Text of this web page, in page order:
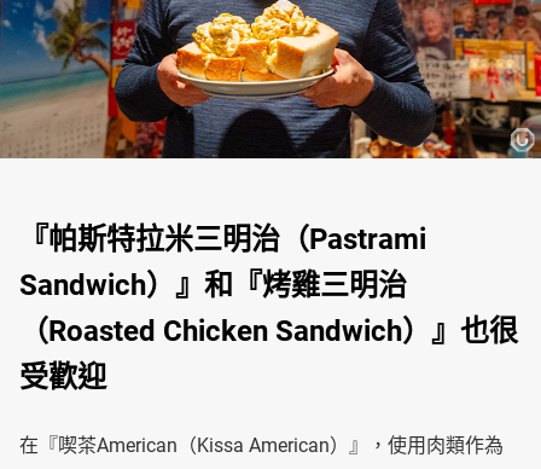
『帕斯特拉米三明治（Pastrami
Sandwich）』和『烤雞三明治
（Roasted Chicken Sandwich）』也很
受歡迎
在『喫茶American（Kissa American）』，使用肉類作為